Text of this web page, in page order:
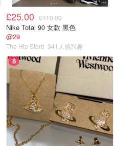
£25.00 £110.00
Nike Total 90 女款 黑色
@29
The Hip Store 341人感兴趣
8